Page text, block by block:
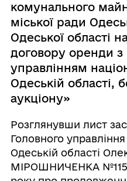
комунального
міської ради
Одеської області
договору оренди з
управлінням
Одеській області,
аукціону»
Розглянувши лист
Головного управління
Одеській області
МІРОШНИЧЕНКА